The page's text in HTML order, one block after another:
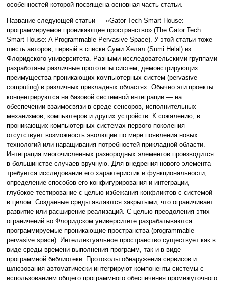
особенностей которой посвящена основная часть статьи.
Название следующей статьи — «Gator Tech Smart House:
программируемое проникающее пространство» (The Gator Tech
Smart House: A Programmable Pervasive Space). У этой статьи тоже
шесть авторов; первый в списке Суми Хелал (Sumi Helal) из
Флоридского университета. Разными исследовательскими группами
разработаны различные прототипы систем, демонстрирующих
преимущества проникающих компьютерных систем (pervasive
computing) в различных прикладных областях. Обычно эти проекты
концентрируются на базовой системной интеграции — на
обеспечении взаимосвязи в среде сенсоров, исполнительных
механизмов, компьютеров и других устройств. К сожалению, в
проникающих компьютерных системах первого поколения
отсутствует возможность эволюции по мере появления новых
технологий или наращивания потребностей прикладной области.
Интеграция многочисленных разнородных элементов производится
в большинстве случаев вручную. Для внедрения нового элемента
требуется исследование его характеристик и функциональности,
определение способов его конфигурирования и интеграции,
глубокое тестирование с целью избежания конфликтов с системой
в целом. Созданные среды являются закрытыми, что ограничивает
развитие или расширение реализаций. С целью преодоления этих
ограничений во Флоридском университете разрабатываются
программируемые проникающие пространства (programmable
pervasive space). Интеллектуальное пространство существует как в
виде среды времени выполнения программ, так и в виде
программной библиотеки. Протоколы обнаружения сервисов и
шлюзования автоматически интегрируют компоненты системы с
использованием общего программного обеспечения промежуточного